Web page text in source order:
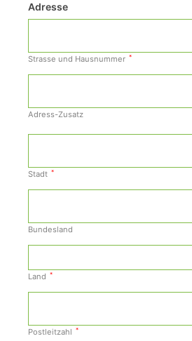
Adresse
Strasse und Hausnummer *
Adress-Zusatz
Stadt *
Bundesland
Land *
Postleitzahl *